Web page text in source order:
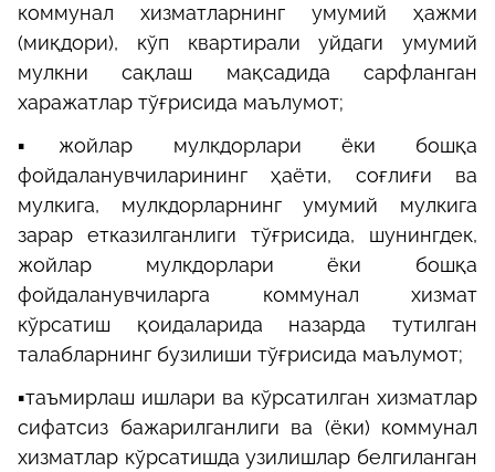
коммунал хизматларнинг умумий ҳажми
(миқдори), кўп квартирали уйдаги умумий
мулкни сақлаш мақсадида сарфланган
харажатлар тўғрисида маълумот;
▪️жойлар мулкдорлари ёки бошқа
фойдаланувчиларининг ҳаёти, соғлиғи ва
мулкига, мулкдорларнинг умумий мулкига
зарар етказилганлиги тўғрисида, шунингдек,
жойлар мулкдорлари ёки бошқа
фойдаланувчиларга коммунал хизмат
кўрсатиш қоидаларида назарда тутилган
талабларнинг бузилиши тўғрисида маълумот;
▪️таъмирлаш ишлари ва кўрсатилган хизматлар
сифатсиз бажарилганлиги ва (ёки) коммунал
хизматлар кўрсатишда узилишлар белгиланган